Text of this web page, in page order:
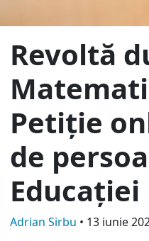
Revoltă
Petiție
de
Adrian Sirbu • 13 iunie